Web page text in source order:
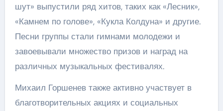
шут» выпустили ряд хитов, таких как «Лесник»,
«Камнем по голове», «Кукла Колдуна» и другие.
Песни группы стали гимнами молодежи и
завоевывали множество призов и наград на
различных музыкальных фестивалях.
Михаил Горшенев также активно участвует в
благотворительных акциях и социальных